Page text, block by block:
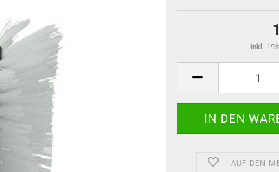
inkl.
AUF DEN